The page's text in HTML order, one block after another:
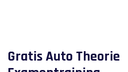
Gratis Auto Theorie